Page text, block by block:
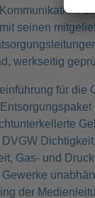
seinen
werkseitig
für die
Gas- und
der